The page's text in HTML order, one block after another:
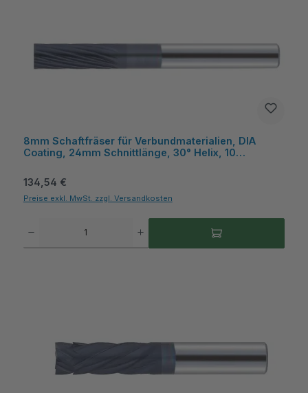
8mm Schaftfräser für Verbundmaterialien, DIA
Coating, 24mm Schnittlänge, 30° Helix, 10
Regulärer Preis:
134,54 €
Preise exkl. MwSt. zzgl. Versandkosten